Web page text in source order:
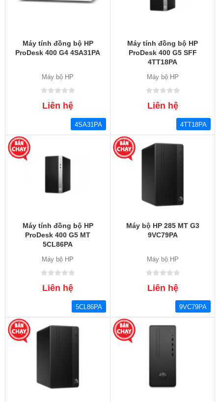
Máy tính đồng bộ HP
ProDesk 400 G4 4SA31PA
Máy bộ HP
Liên hệ
4SA31PA
Máy tính đồng bộ HP
ProDesk 400 G5 SFF
4TT18PA
Máy bộ HP
Liên hệ
4TT18PA
Máy tính đồng bộ HP
ProDesk 400 G5 MT
5CL86PA
Máy bộ HP
Liên hệ
5CL86PA
Máy bộ HP 285 MT G3
9VC79PA
Máy bộ HP
Liên hệ
9VC79PA